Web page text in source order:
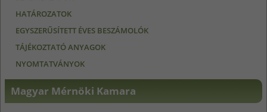
HATÁROZATOK
EGYSZERŰSÍTETT ÉVES BESZÁMOLÓK
TÁJÉKOZTATÓ ANYAGOK
NYOMTATVÁNYOK
Magyar Mérnöki Kamara